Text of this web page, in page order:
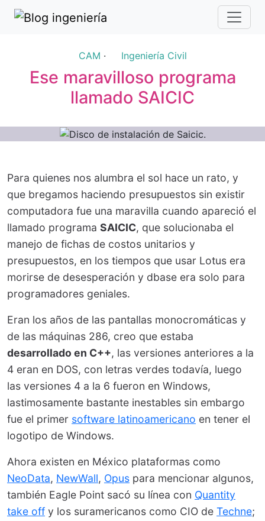
CAM · Ingeniería Civil
Ese maravilloso programa
llamado SAICIC
Para quienes nos alumbra el sol hace un rato, y
que bregamos haciendo presupuestos sin existir
computadora fue una maravilla cuando apareció el
llamado programa SAICIC, que solucionaba el
manejo de fichas de costos unitarios y
presupuestos, en los tiempos que usar Lotus era
morirse de desesperación y dbase era solo para
programadores geniales.
Eran los años de las pantallas monocromáticas y
de las máquinas 286, creo que estaba
desarrollado en C++, las versiones anteriores a la
4 eran en DOS, con letras verdes todavía, luego
las versiones 4 a la 6 fueron en Windows,
lastimosamente bastante inestables sin embargo
fue el primer software latinoamericano en tener el
logotipo de Windows.
Ahora existen en México plataformas como
NeoData, NewWall, Opus para mencionar algunos,
también Eagle Point sacó su línea con Quantity
take off y los suramericanos como CIO de Techne;